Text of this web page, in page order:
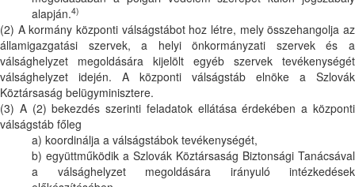
alapján.4)
(2) A kormány központi válságstábot hoz létre, mely összehangolja az
államigazgatási szervek, a helyi önkormányzati szervek és a
válsághelyzet megoldására kijelölt egyéb szervek tevékenységét
válsághelyzet idején. A központi válságstáb elnöke a Szlovák
Köztársaság belügyminisztere.
(3) A (2) bekezdés szerinti feladatok ellátása érdekében a központi
válságstáb főleg
a) koordinálja a válságstábok tevékenységét,
b) együttműködik a Szlovák Köztársaság Biztonsági Tanácsával
a válsághelyzet megoldására irányuló intézkedések